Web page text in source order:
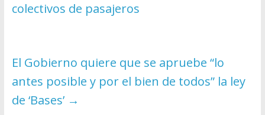
colectivos de pasajeros
El Gobierno quiere que se apruebe “lo
antes posible y por el bien de todos” la ley
de ‘Bases’ →